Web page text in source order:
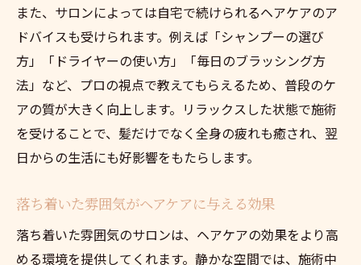
また、サロンによっては自宅で続けられるヘアケアのア
ドバイスも受けられます。例えば「シャンプーの選び
方」「ドライヤーの使い方」「毎日のブラッシング方
法」など、プロの視点で教えてもらえるため、普段のケ
アの質が大きく向上します。リラックスした状態で施術
を受けることで、髪だけでなく全身の疲れも癒され、翌
日からの生活にも好影響をもたらします。
落ち着いた雰囲気がヘアケアに与える効果
落ち着いた雰囲気のサロンは、ヘアケアの効果をより高
める環境を提供してくれます。静かな空間では、施術中